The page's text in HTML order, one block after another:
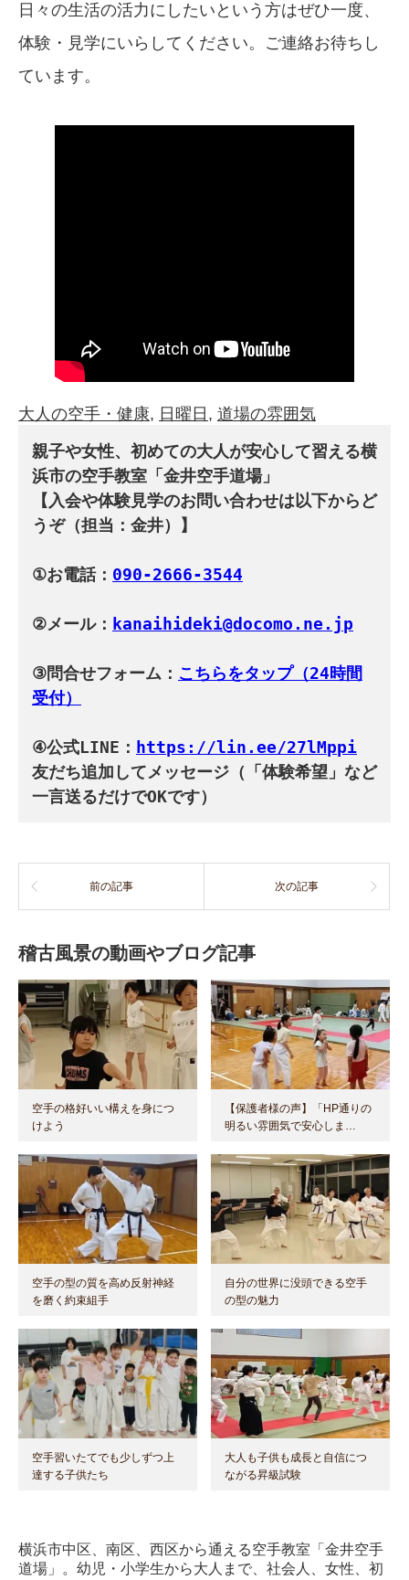
日々の生活の活力にしたいという方はぜひ一度、
体験・見学にいらしてください。ご連絡お待ちし
ています。
大人の空手・健康, 日曜日 , 道場の雰囲気
親子や女性、初めての大人が安心して習える横
浜市の空手教室「金井空手道場」
【入会や体験見学のお問い合わせは以下からど
うぞ（担当：金井）】
①お電話： 090-2666-3544
②メール： kanaihideki@docomo.ne.jp
③問合せフォーム： こちらをタップ（24時間
受付）
④公式LINE： https://lin.ee/27lMppi
友だち追加してメッセージ（「体験希望」など
一言送るだけでOKです）
前の記事 次の記事
稽古風景の動画やブログ記事
空手の格好いい構えを身につ
けよう
【保護者様の声】「HP通りの
明るい雰囲気で安心しま…
空手の型の質を高め反射神経
を磨く約束組手
自分の世界に没頭できる空手
の型の魅力
空手習いたてでも少しずつ上
達する子供たち
大人も子供も成長と自信につ
ながる昇級試験
横浜市中区、南区、西区から通える空手教室「金井空手
道場」。幼児・小学生から大人まで、社会人、女性、初